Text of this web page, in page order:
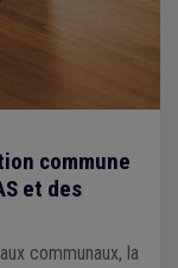
commune
et des
communaux, la